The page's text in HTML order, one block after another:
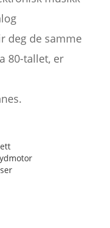
deg de samme
80-tallet, er